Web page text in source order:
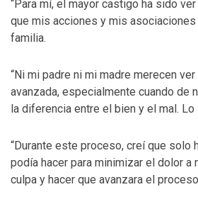
“Para mí, el mayor castigo ha sido
que mis acciones y mis asociaciones
familia.
“Ni mi padre ni mi madre merecen
avanzada, especialmente cuando de
la diferencia entre el bien y el mal. Lo
“Durante este proceso, creí que solo
podía hacer para minimizar el dolor a
culpa y hacer que avanzara el